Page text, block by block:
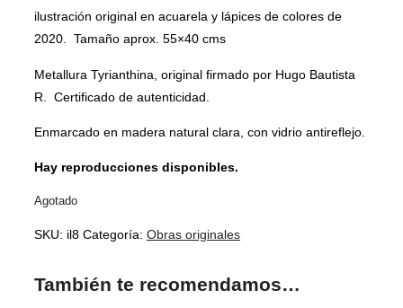
ilustración original en acuarela y lápices de colores de
2020. Tamaño aprox. 55×40 cms
Metallura Tyrianthina, original firmado por Hugo Bautista
R. Certificado de autenticidad.
Enmarcado en madera natural clara, con vidrio antireflejo.
Hay reproducciones disponibles.
Agotado
SKU: il8 Categoría: Obras originales
También te recomendamos…